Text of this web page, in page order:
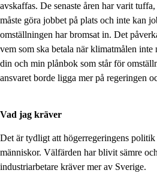
avskaffas. De senaste åren har varit
måste göra jobbet på plats och inte kan
omställningen har bromsat in. Det
vem som ska betala när klimatmålen inte
din och min plånbok som står för
ansvaret borde ligga mer på regeringen
Vad jag kräver
Det är tydligt att högerregeringens
människor. Välfärden har blivit sämre
industriarbetare kräver mer av Sverige.